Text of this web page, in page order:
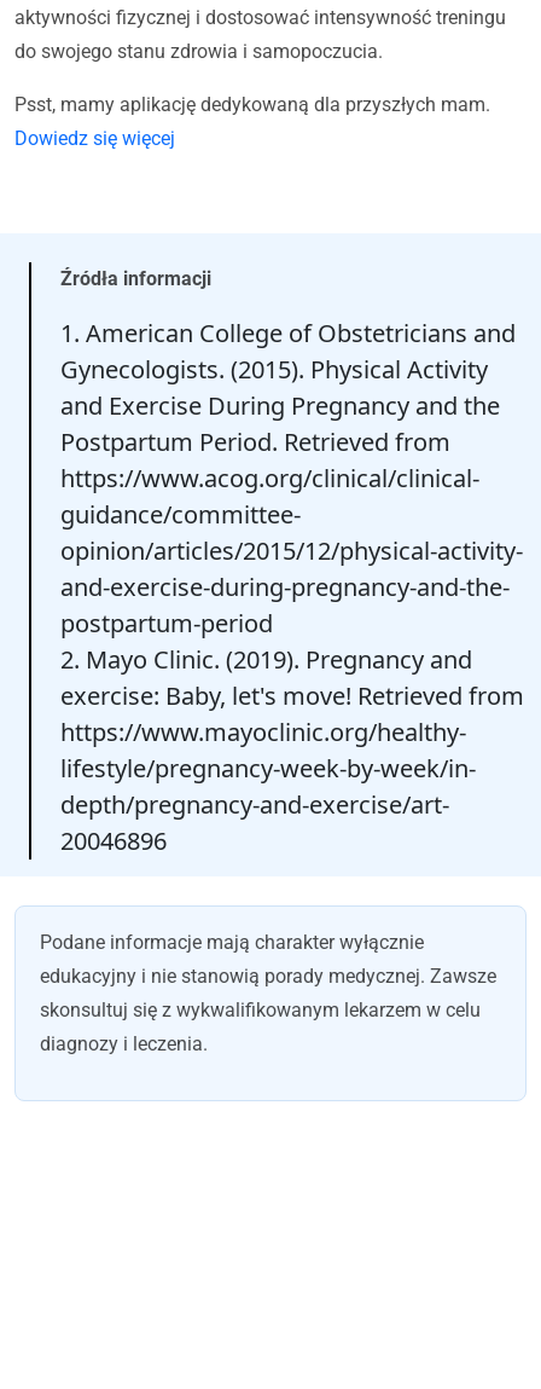
aktywności fizycznej i dostosować intensywność treningu
do swojego stanu zdrowia i samopoczucia.
Psst, mamy aplikację dedykowaną dla przyszłych mam.
Dowiedz się więcej
Źródła informacji
1. American College of Obstetricians and
Gynecologists. (2015). Physical Activity
and Exercise During Pregnancy and the
Postpartum Period. Retrieved from
https://www.acog.org/clinical/clinical-
guidance/committee-
opinion/articles/2015/12/physical-activity-
and-exercise-during-pregnancy-and-the-
postpartum-period
2. Mayo Clinic. (2019). Pregnancy and
exercise: Baby, let's move! Retrieved from
https://www.mayoclinic.org/healthy-
lifestyle/pregnancy-week-by-week/in-
depth/pregnancy-and-exercise/art-
20046896
Podane informacje mają charakter wyłącznie
edukacyjny i nie stanowią porady medycznej. Zawsze
skonsultuj się z wykwalifikowanym lekarzem w celu
diagnozy i leczenia.